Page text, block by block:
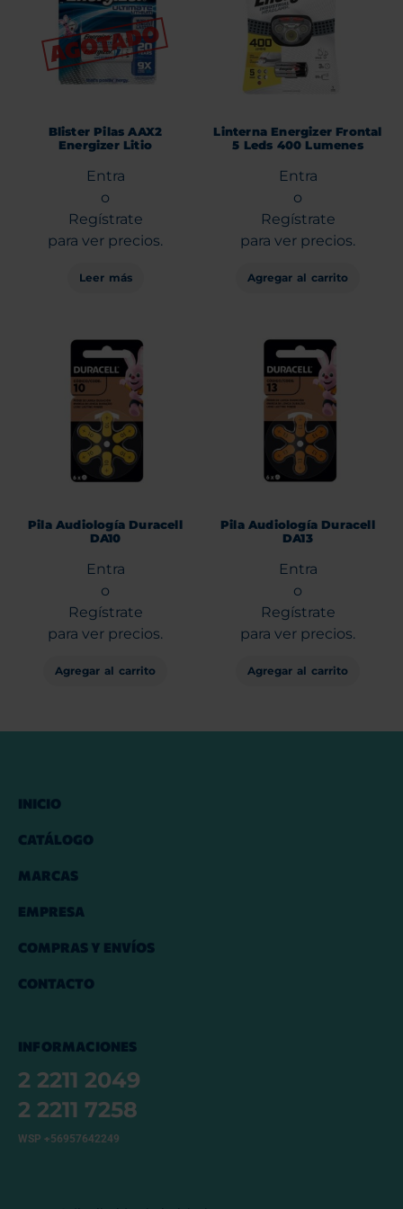
Blister Pilas AAX2
Energizer Litio
Entra
o
Regístrate
para ver precios.
Leer más
Linterna Energizer Frontal
5 Leds 400 Lumenes
Entra
o
Regístrate
para ver precios.
Agregar al carrito
Pila Audiología Duracell
DA10
Entra
o
Regístrate
para ver precios.
Agregar al carrito
Pila Audiología Duracell
DA13
Entra
o
Regístrate
para ver precios.
Agregar al carrito
INICIO
CATÁLOGO
MARCAS
EMPRESA
COMPRAS Y ENVÍOS
CONTACTO
INFORMACIONES
2 2211 2049
2 2211 7258
WSP +56957642249